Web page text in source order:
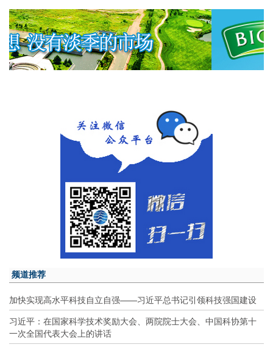
频道推荐
加快实现高水平科技自立自强——习近平总书记引领科技强国建设
习近平：在国家科学技术奖励大会、两院院士大会、中国科协第十
一次全国代表大会上的讲话